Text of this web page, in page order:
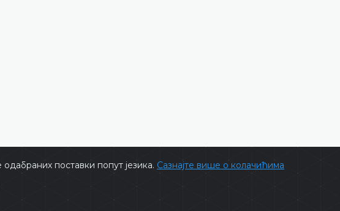
поставки попут језика. Сазнајте више о колачићима